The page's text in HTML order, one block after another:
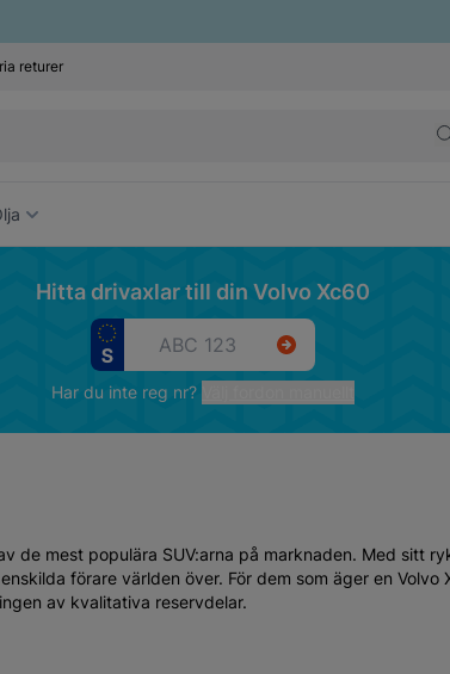
returer
Hitta drivaxlar till din Volvo Xc60
Har du inte reg nr?
de mest populära SUV:arna på marknaden. Med sitt
förare världen över. För dem som äger en Volvo
av kvalitativa reservdelar.